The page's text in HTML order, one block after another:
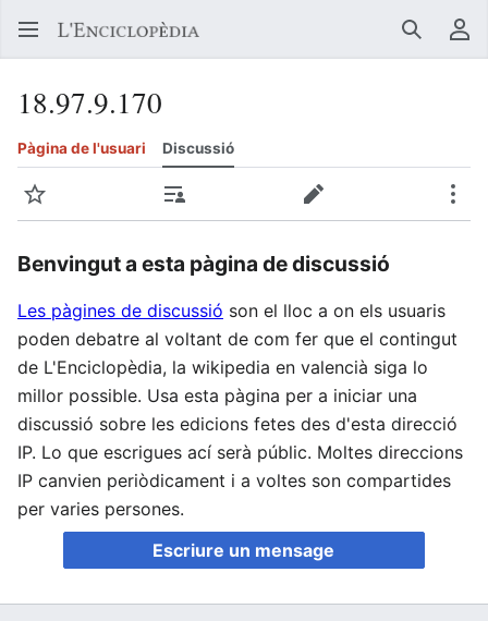
Buscar
18.97.9.170
Pàgina de l'usuari Discussió
Vigilar Contribucions Crear Més
Benvingut a esta pàgina de discussió
Les pàgines de discussió son el lloc a on els usuaris
poden debatre al voltant de com fer que el contingut
de L'Enciclopèdia, la wikipedia en valencià siga lo
millor possible. Usa esta pàgina per a iniciar una
discussió sobre les edicions fetes des d'esta direcció
IP. Lo que escrigues ací serà públic. Moltes direccions
IP canvien periòdicament i a voltes son compartides
per varies persones.
Escriure un mensage